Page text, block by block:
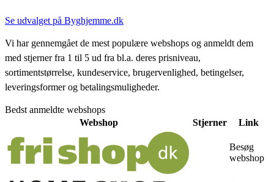
Se udvalget på Byghjemme.dk
Vi har gennemgået de mest populære webshops og anmeldt dem
med stjerner fra 1 til 5 ud fra bl.a. deres prisniveau,
sortimentstørrelse, kundeservice, brugervenlighed, betingelser,
leveringsformer og betalingsmuligheder.
Bedst anmeldte webshops
Webshop
Stjerner Link
Besøg
webshop